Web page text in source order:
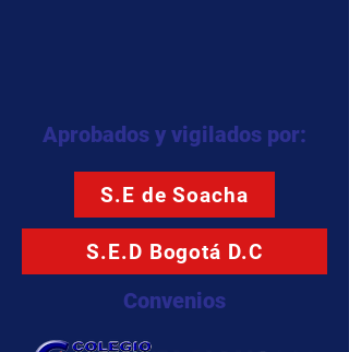
Aprobados y vigilados por:
S.E de Soacha
S.E.D Bogotá D.C
Convenios